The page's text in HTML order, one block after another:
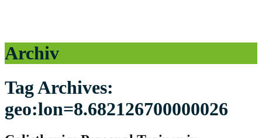
Archiv
Tag Archives:
geo:lon=8.682126700000026